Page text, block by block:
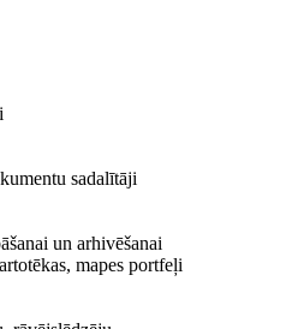
sadalītāji
un arhivēšanai
mapes portfeļi